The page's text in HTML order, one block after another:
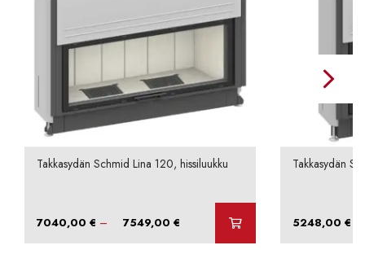
Takkasydän Schmid Lina 120, hissiluukku
7040,00€ – 7549,00€ Hintaluokka:
Takkasydän
5248,00 €